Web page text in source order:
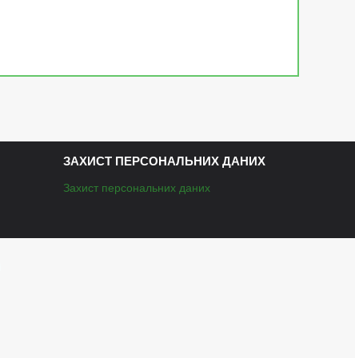
ЗАХИСТ ПЕРСОНАЛЬНИХ ДАНИХ
Захист персональних даних